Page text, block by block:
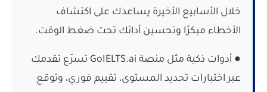
خلال الأسابيع الأخيرة يساعدك على اكتشاف
الأخطاء مبكرًا وتحسين أدائك تحت ضغط الوقت.
● أدوات ذكية مثل منصة GoIELTS.ai تسرّع تقدمك
عبر اختبارات تحديد المستوى، تقييم فوري، وتوقع